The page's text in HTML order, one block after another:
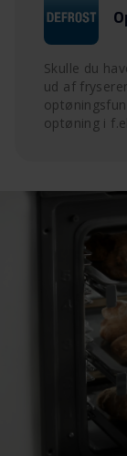
Skulle du
ud af
optøning i